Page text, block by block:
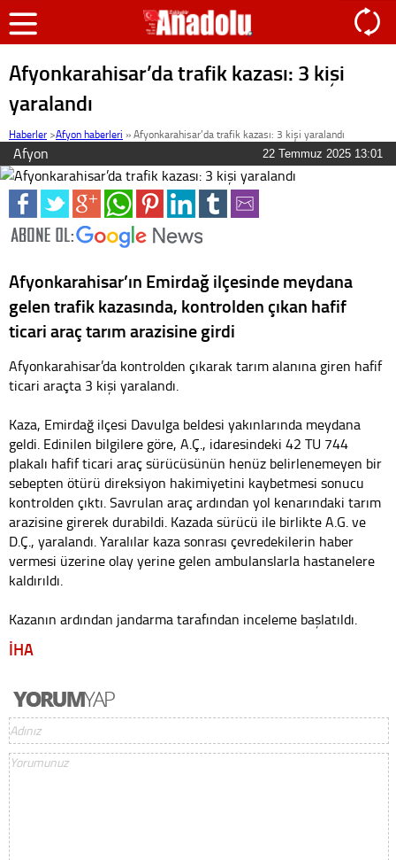
Afyonkarahisar’da trafik kazası: 3 kişi
yaralandı
Haberler >Afyon haberleri »Afyonkarahisar’da trafik kazası: 3 kişi yaralandı
Afyon 22 Temmuz 2025 13:01
Afyonkarahisar’ın Emirdağ ilçesinde meydana
gelen trafik kazasında, kontrolden çıkan hafif
ticari araç tarım arazisine girdi
Afyonkarahisar’da kontrolden çıkarak tarım alanına giren hafif
ticari araçta 3 kişi yaralandı.
Kaza, Emirdağ ilçesi Davulga beldesi yakınlarında meydana
geldi. Edinilen bilgilere göre, A.Ç., idaresindeki 42 TU 744
plakalı hafif ticari araç sürücüsünün henüz belirlenemeyen bir
sebepten ötürü direksiyon hakimiyetini kaybetmesi sonucu
kontrolden çıktı. Savrulan araç ardından yol kenarındaki tarım
arazisine girerek durabildi. Kazada sürücü ile birlikte A.G. ve
D.Ç., yaralandı. Yaralılar kaza sonrası çevredekilerin haber
vermesi üzerine olay yerine gelen ambulanslarla hastanelere
kaldırıldı.
Kazanın ardından jandarma tarafından inceleme başlatıldı.
İHA